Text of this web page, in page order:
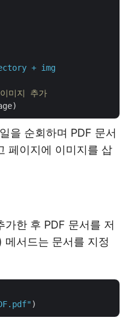
+ img
미지 추가
을 순회하며 PDF 문서
페이지에 이미지를 삽
한 후 PDF 문서를 저
서드는 문서를 지정